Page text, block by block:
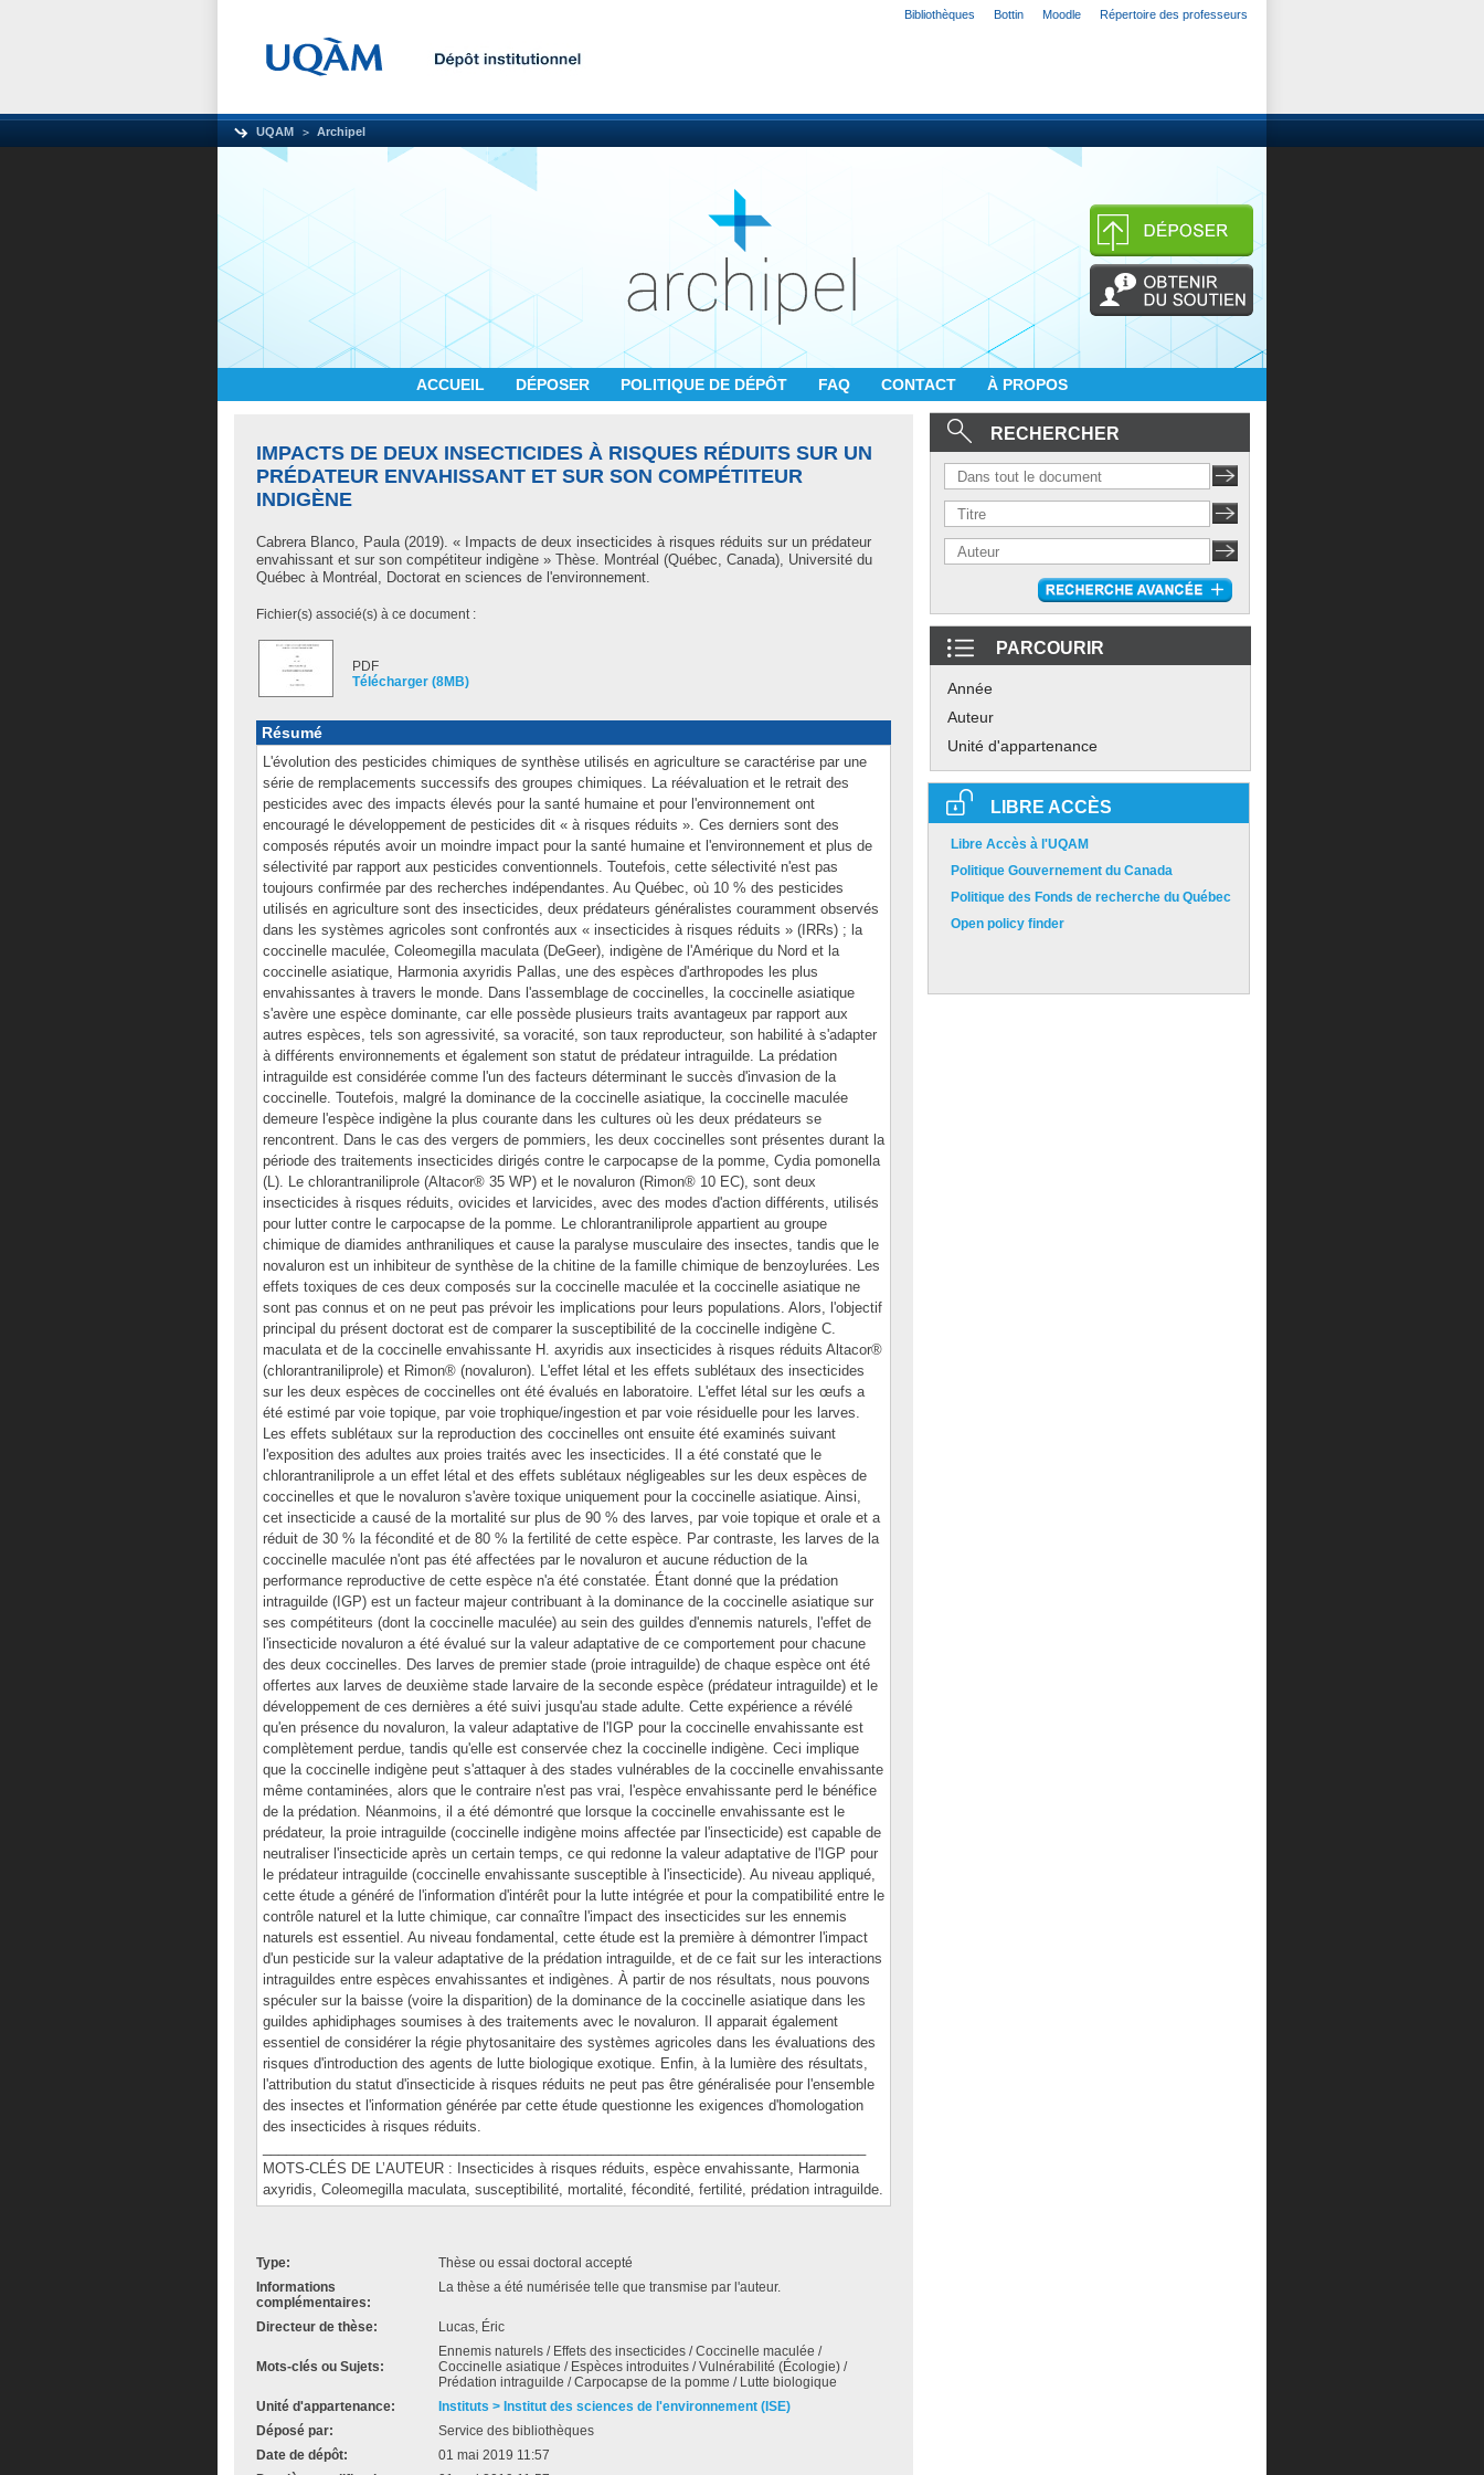
Bibliothèques Bottin Moodle Répertoire des professeurs
UQAM Archipel
ACCUEIL DÉPOSER POLITIQUE DE DÉPÔT FAQ CONTACT À PROPOS
IMPACTS DE DEUX INSECTICIDES À RISQUES RÉDUITS SUR UN
PRÉDATEUR ENVAHISSANT ET SUR SON COMPÉTITEUR
INDIGÈNE
Cabrera Blanco, Paula(2019). « Impacts de deux insecticides à risques réduits sur un prédateur
envahissant et sur son compétiteur indigène » Thèse. Montréal (Québec, Canada), Université du
Québec à Montréal, Doctorat en sciences de l'environnement.
Fichier(s) associé(s) à ce document :
PDF
Télécharger (8MB)
Résumé
L'évolution des pesticides chimiques de synthèse utilisés en agriculture se caractérise par une
série de remplacements successifs des groupes chimiques. La réévaluation et le retrait des
pesticides avec des impacts élevés pour la santé humaine et pour l'environnement ont
encouragé le développement de pesticides dit « à risques réduits ». Ces derniers sont des
composés réputés avoir un moindre impact pour la santé humaine et l'environnement et plus de
sélectivité par rapport aux pesticides conventionnels. Toutefois, cette sélectivité n'est pas
toujours confirmée par des recherches indépendantes. Au Québec, où 10 % des pesticides
utilisés en agriculture sont des insecticides, deux prédateurs généralistes couramment observés
dans les systèmes agricoles sont confrontés aux « insecticides à risques réduits » (IRRs) ; la
coccinelle maculée, Coleomegilla maculata (DeGeer), indigène de l'Amérique du Nord et la
coccinelle asiatique, Harmonia axyridis Pallas, une des espèces d'arthropodes les plus
envahissantes à travers le monde. Dans l'assemblage de coccinelles, la coccinelle asiatique
s'avère une espèce dominante, car elle possède plusieurs traits avantageux par rapport aux
autres espèces, tels son agressivité, sa voracité, son taux reproducteur, son habilité à s'adapter
à différents environnements et également son statut de prédateur intraguilde. La prédation
intraguilde est considérée comme l'un des facteurs déterminant le succès d'invasion de la
coccinelle. Toutefois, malgré la dominance de la coccinelle asiatique, la coccinelle maculée
demeure l'espèce indigène la plus courante dans les cultures où les deux prédateurs se
rencontrent. Dans le cas des vergers de pommiers, les deux coccinelles sont présentes durant la
période des traitements insecticides dirigés contre le carpocapse de la pomme, Cydia pomonella
(L). Le chlorantraniliprole (Altacor® 35 WP) et le novaluron (Rimon® 10 EC), sont deux
insecticides à risques réduits, ovicides et larvicides, avec des modes d'action différents, utilisés
pour lutter contre le carpocapse de la pomme. Le chlorantraniliprole appartient au groupe
chimique de diamides anthraniliques et cause la paralyse musculaire des insectes, tandis que le
novaluron est un inhibiteur de synthèse de la chitine de la famille chimique de benzoylurées. Les
effets toxiques de ces deux composés sur la coccinelle maculée et la coccinelle asiatique ne
sont pas connus et on ne peut pas prévoir les implications pour leurs populations. Alors, l'objectif
principal du présent doctorat est de comparer la susceptibilité de la coccinelle indigène C.
maculata et de la coccinelle envahissante H. axyridis aux insecticides à risques réduits Altacor®
(chlorantraniliprole) et Rimon® (novaluron). L'effet létal et les effets sublétaux des insecticides
sur les deux espèces de coccinelles ont été évalués en laboratoire. L'effet létal sur les œufs a
été estimé par voie topique, par voie trophique/ingestion et par voie résiduelle pour les larves.
Les effets sublétaux sur la reproduction des coccinelles ont ensuite été examinés suivant
l'exposition des adultes aux proies traités avec les insecticides. Il a été constaté que le
chlorantraniliprole a un effet létal et des effets sublétaux négligeables sur les deux espèces de
coccinelles et que le novaluron s'avère toxique uniquement pour la coccinelle asiatique. Ainsi,
cet insecticide a causé de la mortalité sur plus de 90 % des larves, par voie topique et orale et a
réduit de 30 % la fécondité et de 80 % la fertilité de cette espèce. Par contraste, les larves de la
coccinelle maculée n'ont pas été affectées par le novaluron et aucune réduction de la
performance reproductive de cette espèce n'a été constatée. Étant donné que la prédation
intraguilde (IGP) est un facteur majeur contribuant à la dominance de la coccinelle asiatique sur
ses compétiteurs (dont la coccinelle maculée) au sein des guildes d'ennemis naturels, l'effet de
l'insecticide novaluron a été évalué sur la valeur adaptative de ce comportement pour chacune
des deux coccinelles. Des larves de premier stade (proie intraguilde) de chaque espèce ont été
offertes aux larves de deuxième stade larvaire de la seconde espèce (prédateur intraguilde) et le
développement de ces dernières a été suivi jusqu'au stade adulte. Cette expérience a révélé
qu'en présence du novaluron, la valeur adaptative de l'IGP pour la coccinelle envahissante est
complètement perdue, tandis qu'elle est conservée chez la coccinelle indigène. Ceci implique
que la coccinelle indigène peut s'attaquer à des stades vulnérables de la coccinelle envahissante
même contaminées, alors que le contraire n'est pas vrai, l'espèce envahissante perd le bénéfice
de la prédation. Néanmoins, il a été démontré que lorsque la coccinelle envahissante est le
prédateur, la proie intraguilde (coccinelle indigène moins affectée par l'insecticide) est capable de
neutraliser l'insecticide après un certain temps, ce qui redonne la valeur adaptative de l'IGP pour
le prédateur intraguilde (coccinelle envahissante susceptible à l'insecticide). Au niveau appliqué,
cette étude a généré de l'information d'intérêt pour la lutte intégrée et pour la compatibilité entre le
contrôle naturel et la lutte chimique, car connaître l'impact des insecticides sur les ennemis
naturels est essentiel. Au niveau fondamental, cette étude est la première à démontrer l'impact
d'un pesticide sur la valeur adaptative de la prédation intraguilde, et de ce fait sur les interactions
intraguildes entre espèces envahissantes et indigènes. À partir de nos résultats, nous pouvons
spéculer sur la baisse (voire la disparition) de la dominance de la coccinelle asiatique dans les
guildes aphidiphages soumises à des traitements avec le novaluron. Il apparait également
essentiel de considérer la régie phytosanitaire des systèmes agricoles dans les évaluations des
risques d'introduction des agents de lutte biologique exotique. Enfin, à la lumière des résultats,
l'attribution du statut d'insecticide à risques réduits ne peut pas être généralisée pour l'ensemble
des insectes et l'information générée par cette étude questionne les exigences d'homologation
des insecticides à risques réduits.
MOTS-CLÉS DE L’AUTEUR : Insecticides à risques réduits, espèce envahissante, Harmonia
axyridis, Coleomegilla maculata, susceptibilité, mortalité, fécondité, fertilité, prédation intraguilde.
Type:
Thèse ou essai doctoral accepté
Informations
complémentaires:
La thèse a été numérisée telle que transmise par l'auteur.
Directeur de thèse: Lucas, Éric
Mots-clés ou Sujets:
Ennemis naturels / Effets des insecticides / Coccinelle maculée /
Coccinelle asiatique / Espèces introduites / Vulnérabilité (Écologie) /
Prédation intraguilde / Carpocapse de la pomme / Lutte biologique
Unité d'appartenance:
Instituts > Institut des sciences de l'environnement (ISE)
Déposé par:
Service des bibliothèques
Date de dépôt:
01 mai 2019 11:57
RECHERCHER
PARCOURIR
Année
Auteur
Unité d'appartenance
LIBRE ACCÈS
Libre Accès à l'UQAM
Politique Gouvernement du Canada
Politique des Fonds de recherche du Québec
Open policy finder